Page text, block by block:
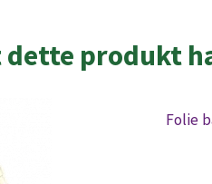
produkt
Folie